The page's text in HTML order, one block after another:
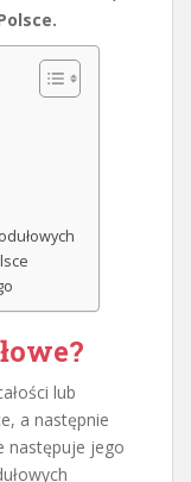
lub
a następnie
następuje jego